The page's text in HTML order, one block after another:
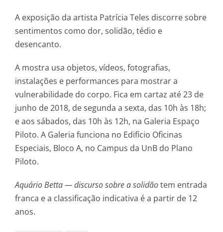
A exposição da artista Patrícia Teles discorre sobre
sentimentos como dor, solidão, tédio e
desencanto.
A mostra usa objetos, vídeos, fotografias,
instalações e performances para mostrar a
vulnerabilidade do corpo. Fica em cartaz até 23 de
junho de 2018, de segunda a sexta, das 10h às 18h;
e aos sábados, das 10h às 12h, na Galeria Espaço
Piloto. A Galeria funciona no Edifício Oficinas
Especiais, Bloco A, no Campus da UnB do Plano
Piloto.
Aquário Betta — discurso sobre a solidãotem entrada
franca e a classificação indicativa é a partir de 12
anos.